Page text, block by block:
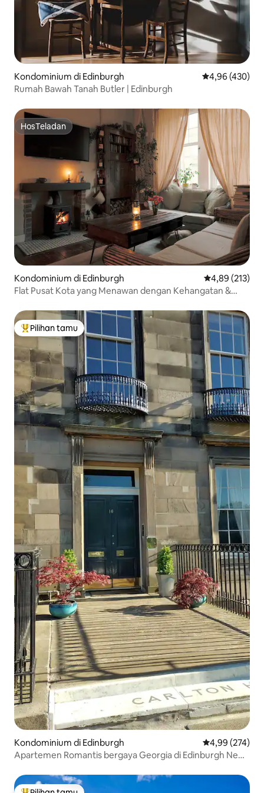
Kondominium di Edinburgh Nilai rata-rata
4,96 (430)
Rumah Bawah Tanah Butler | Edinburgh
HosTeladan
HosTeladan
Kondominium di Edinburgh Nilai rata-rata
4,89 (213)
Flat Pusat Kota yang Menawan dengan Kehangatan &
Pilihan tamu terpopuler
Pilihan tamu
Kondominium di Edinburgh Nilai rata-rata
4,99 (274)
Apartemen Romantis bergaya Georgia di Edinburgh New